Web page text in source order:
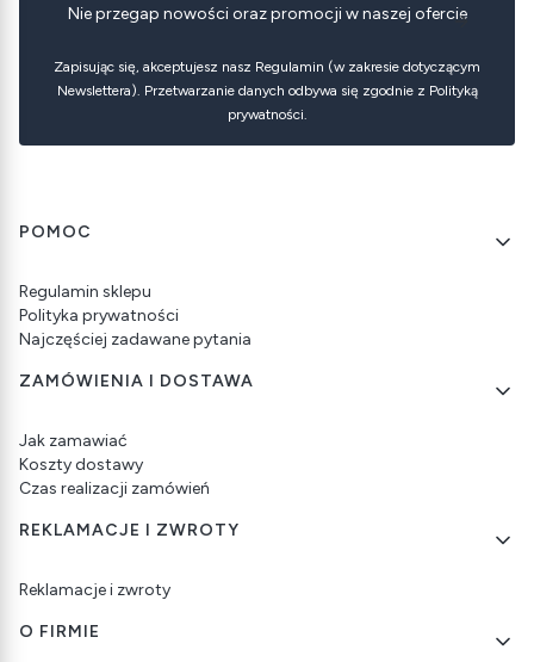
Nie przegap nowości oraz promocji w naszej ofercie
Zapisując się, akceptujesz nasz Regulamin (w zakresie dotyczącym
Newslettera). Przetwarzanie danych odbywa się zgodnie z Polityką
prywatności.
Linki w stopce
POMOC
Regulamin sklepu
Polityka prywatności
Najczęściej zadawane pytania
ZAMÓWIENIA I DOSTAWA
Jak zamawiać
Koszty dostawy
Czas realizacji zamówień
REKLAMACJE I ZWROTY
Reklamacje i zwroty
O FIRMIE